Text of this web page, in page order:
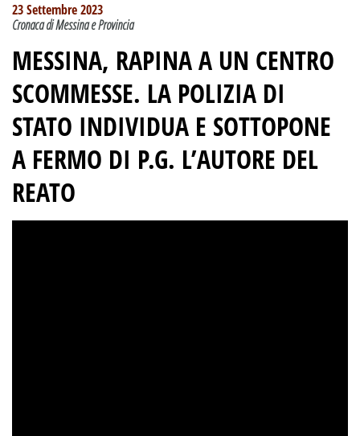
23 Settembre 2023
Cronaca di Messina e Provincia
MESSINA, RAPINA A UN CENTRO
SCOMMESSE. LA POLIZIA DI
STATO INDIVIDUA E SOTTOPONE
A FERMO DI P.G. L’AUTORE DEL
REATO